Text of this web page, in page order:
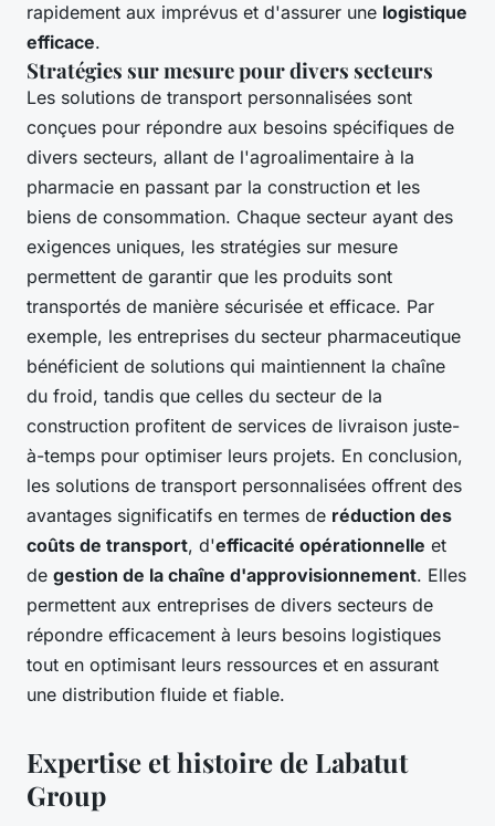
rapidement aux imprévus et d'assurer une logistique
efficace.
Stratégies sur mesure pour divers secteurs
Les solutions de transport personnalisées sont
conçues pour répondre aux besoins spécifiques de
divers secteurs, allant de l'agroalimentaire à la
pharmacie en passant par la construction et les
biens de consommation. Chaque secteur ayant des
exigences uniques, les stratégies sur mesure
permettent de garantir que les produits sont
transportés de manière sécurisée et efficace. Par
exemple, les entreprises du secteur pharmaceutique
bénéficient de solutions qui maintiennent la chaîne
du froid, tandis que celles du secteur de la
construction profitent de services de livraison juste-
à-temps pour optimiser leurs projets. En conclusion,
les solutions de transport personnalisées offrent des
avantages significatifs en termes de réduction des
coûts de transport, d'efficacité opérationnelle et
de gestion de la chaîne d'approvisionnement. Elles
permettent aux entreprises de divers secteurs de
répondre efficacement à leurs besoins logistiques
tout en optimisant leurs ressources et en assurant
une distribution fluide et fiable.
Expertise et histoire de Labatut
Group